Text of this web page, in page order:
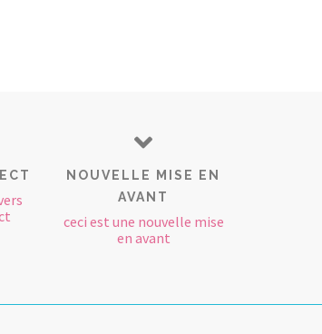
NOUVELLE MISE EN
AVANT
ceci est une nouvelle mise
en avant